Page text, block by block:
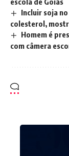
Incluir soja
colesterol,
Homem é
com câmera